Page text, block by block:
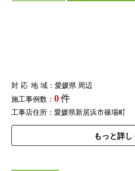
対応地域：愛媛県 周辺
施工事例数： 0件
工事店住所：愛媛県新居浜市篠場町
もっと詳し